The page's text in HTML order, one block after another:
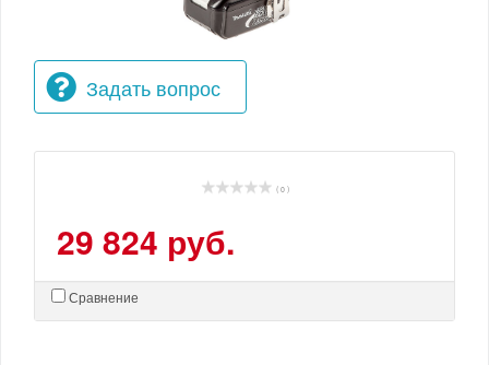
Задать вопрос
( 0 )
29 824 руб.
Сравнение